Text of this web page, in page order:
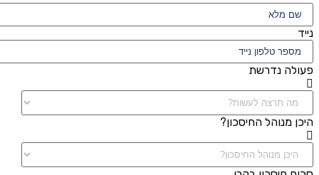
נייד
פעולה נדרשת
היכן מנוהל החיסכון?